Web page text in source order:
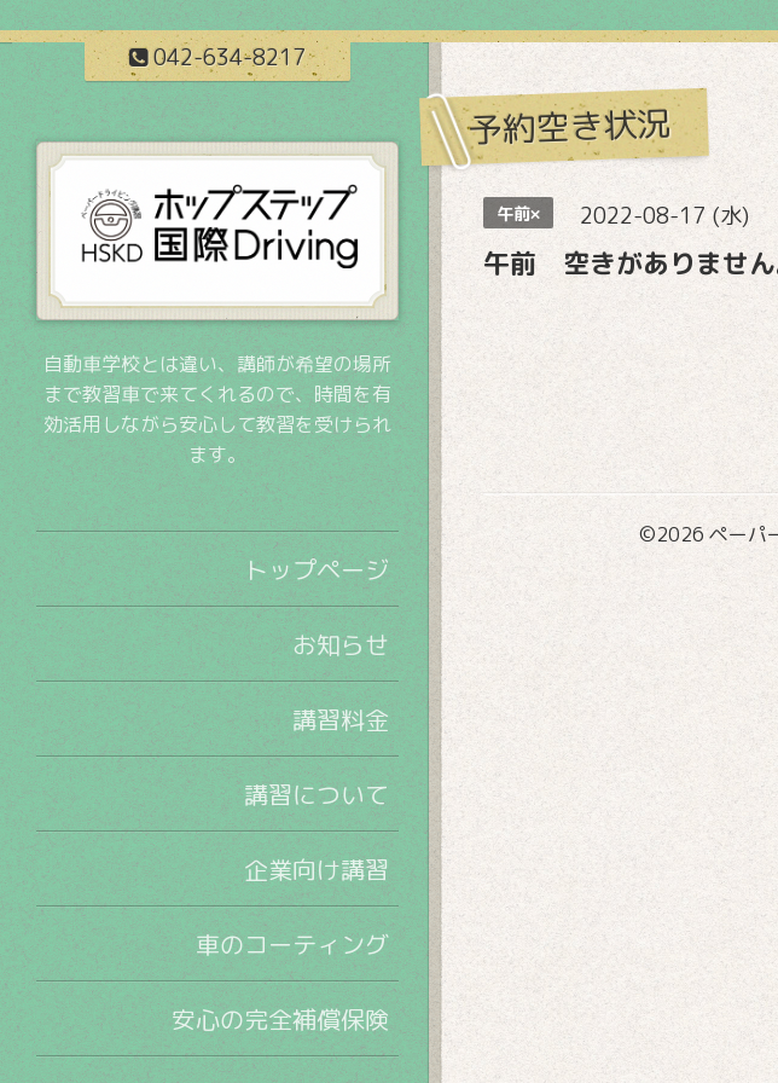
042-634-8217
予約空き状況
午前× 2022-08-17 (水)
午前 空きがありません
©2026 ペーパ
自動車学校とは違い、講師が希望の場所
まで教習車で来てくれるので、時間を有
効活用しながら安心して教習を受けられ
ます。
トップページ
お知らせ
講習料金
講習について
企業向け講習
車のコーティング
安心の完全補償保険